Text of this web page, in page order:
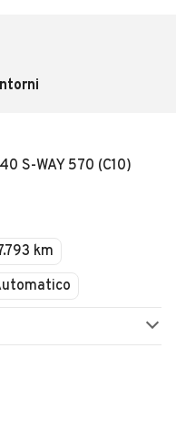
S-WAY 570 (C10)
km